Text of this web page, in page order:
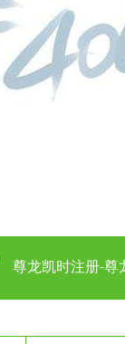
尊龙凯时注册-尊